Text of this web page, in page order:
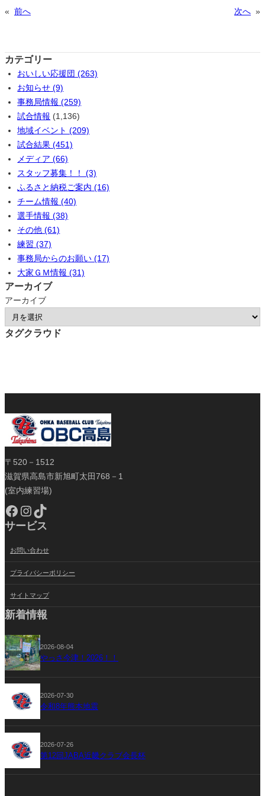
« 前へ 次へ »
カテゴリー
おいしい応援団 (263)
お知らせ (9)
事務局情報 (259)
試合情報 (1,136)
地域イベント (209)
試合結果 (451)
メディア (66)
スタッフ募集！！ (3)
ふるさと納税ご案内 (16)
チーム情報 (40)
選手情報 (38)
その他 (61)
練習 (37)
事務局からのお願い (17)
大家ＧＭ情報 (31)
アーカイブ
アーカイブ
タグクラウド
〒520－1512
滋賀県高島市新旭町太田768－1
(室内練習場)
Facebook Instagram TikTok
サービス
お問い合わせ
プライバシーポリシー
サイトマップ
新着情報
2026-08-04
やっさ今津！2026！！
2026-07-30
令和8年熊本地震
2026-07-26
第12回JABA近畿クラブ会長杯